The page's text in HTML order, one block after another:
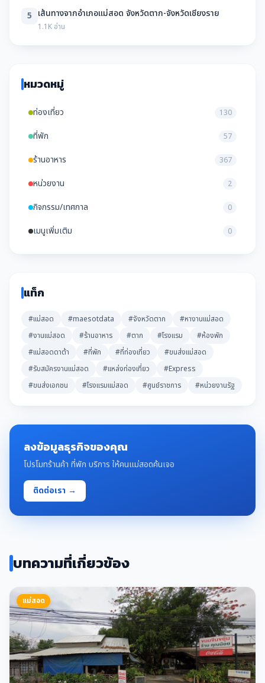
5 เส้นทางจากอำเภอแม่สอด จังหวัดตาก-จังหวัดเชียงราย
1.1K อ่าน
หมวดหมู่
ท่องเที่ยว 130
ที่พัก 57
ร้านอาหาร 367
หน่วยงาน 2
กิจกรรม/เทศกาล 0
เมนูเพิ่มเติม 0
แท็ก
#แม่สอด #maesotdata #จังหวัดตาก
#หางานแม่สอด
#งานแม่สอด
#ร้านอาหาร #ตาก #โรงแรม
#ห้องพัก
#แม่สอดดาต้า
#ที่พัก #ที่ท่องเที่ยว
#ขนส่งแม่สอด
#รับสมัครงานแม่สอด
#แหล่งท่องเที่ยว
#Express
#ขนส่งเอกชน
#โรงแรมแม่สอด #ศูนย์ราชการ #หน่วยงานรัฐ
ลงข้อมูลธุรกิจของคุณ
โปรโมทร้านค้า ที่พัก บริการ ให้คนแม่สอดค้นเจอ
ติดต่อเรา →
บทความที่เกี่ยวข้อง
แม่สอด